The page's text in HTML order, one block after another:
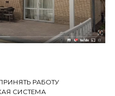
РАБОТУ
СИСТЕМА